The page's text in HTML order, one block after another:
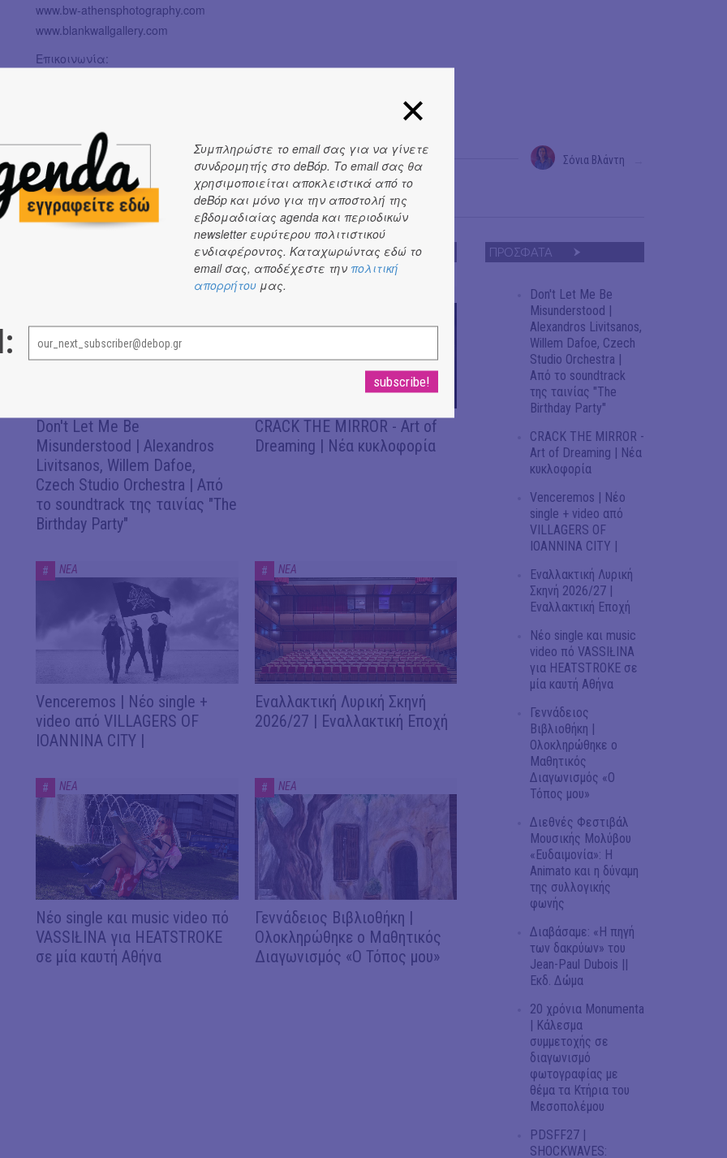
www.bw-athensphotography.com
www.blankwallgallery.com
Επικοινωνία:
Σόνια Βλάντη
Don't Let Me Be
Misunderstood | Alexandros
Livitsanos, Willem Dafoe,
Czech Studio Orchestra | Από
το soundtrack της ταινίας "The
Birthday Party"
# ΝΕΑ
CRACK THE MIRROR - Art of
Dreaming | Νέα κυκλοφορία
# ΝΕΑ
Venceremos | Νέο single +
video από VILLAGERS OF
IOANNINA CITY |
# ΝΕΑ
Εναλλακτική Λυρική Σκηνή
2026/27 | Εναλλακτική Εποχή
# ΝΕΑ
Νέο single και music video πό
VASSIŁINA για HEATSTROKE
σε μία καυτή Αθήνα
# ΝΕΑ
Γεννάδειος Βιβλιοθήκη |
Ολοκληρώθηκε ο Μαθητικός
Διαγωνισμός «Ο Τόπος μου»
ΠΡΟΣΦΑΤΑ
Don't Let Me Be
Misunderstood |
Alexandros Livitsanos,
Willem Dafoe, Czech
Studio Orchestra |
Από το soundtrack
της ταινίας "The
Birthday Party"
CRACK THE MIRROR -
Art of Dreaming | Νέα
κυκλοφορία
Venceremos | Νέο
single + video από
VILLAGERS OF
IOANNINA CITY |
Εναλλακτική Λυρική
Σκηνή 2026/27 |
Εναλλακτική Εποχή
Νέο single και music
video πό VASSIŁINA
για HEATSTROKE σε
μία καυτή Αθήνα
Γεννάδειος
Βιβλιοθήκη |
Ολοκληρώθηκε ο
Μαθητικός
Διαγωνισμός «Ο
Τόπος μου»
Διεθνές Φεστιβάλ
Μουσικής Μολύβου
«Ευδαιμονία»: Η
Animato και η δύναμη
της συλλογικής
φωνής
Διαβάσαμε: «Η πηγή
των δακρύων» του
Jean-Paul Dubois ||
Εκδ. Δώμα
20 χρόνια Monumenta
| Κάλεσμα
συμμετοχής σε
διαγωνισμό
φωτογραφίας με
θέμα τα Κτήρια του
Μεσοπολέμου
PDSFF27 |
SHOCKWAVES:
Συμπληρώστε το email σας για να γίνετε
συνδρομητής στο deBόp. Το email σας θα
χρησιμοποιείται αποκλειστικά από το
deBόp και μόνο για την αποστολή της
εβδομαδιαίας agenda και περιοδικών
newsletter ευρύτερου πολιτιστικού
ενδιαφέροντος. Καταχωρώντας εδώ το
email σας, αποδέχεστε την πολιτική
απορρήτου μας.